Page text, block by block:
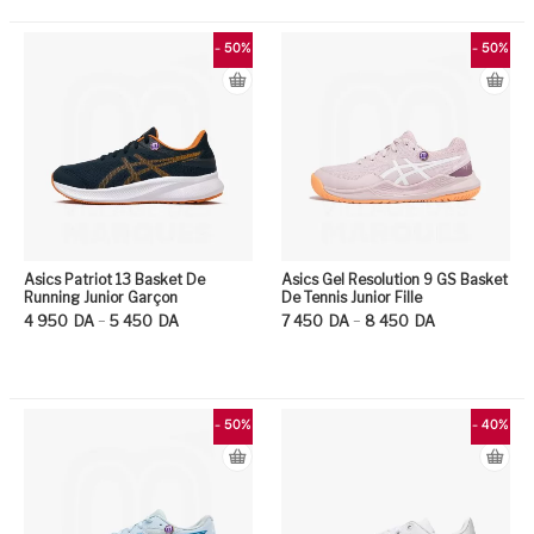
- 50%
Asics Patriot 13 Basket De
Running Junior Garçon
4 950 DA – 5 450 DA
Plage de prix : 4 950DA à 5 450DA
- 50%
Asics Gel Resolution 9 GS Basket
De Tennis Junior Fille
7 450 DA – 8 450 DA
Plage de prix : 7 450DA à 8 450DA
- 50% - 40%